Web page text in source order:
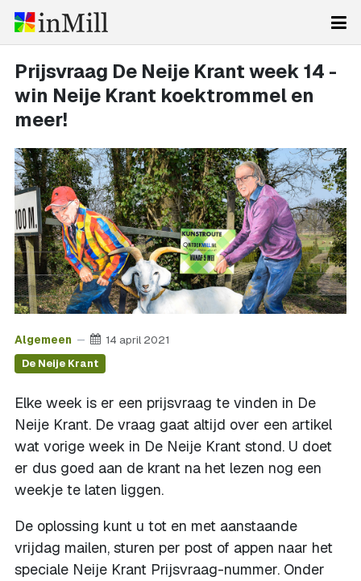
Prijsvraag De Neije Krant week 14 -
win Neije Krant koektrommel en
meer!
Algemeen 14 april 2021
De Neije Krant
Elke week is er een prijsvraag te vinden in De
Neije Krant. De vraag gaat altijd over een artikel
wat vorige week in De Neije Krant stond. U doet
er dus goed aan de krant na het lezen nog een
weekje te laten liggen.
De oplossing kunt u tot en met aanstaande
vrijdag mailen, sturen per post of appen naar het
speciale Neije Krant Prijsvraag-nummer. Onder